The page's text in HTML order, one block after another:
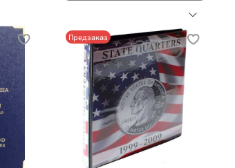
Предзаказ